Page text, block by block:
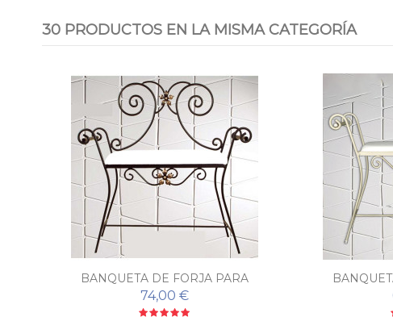
30 PRODUCTOS EN LA MISMA CATEGORÍA
BANQUETA DE FORJA PARA
DORMITORIO TOSCANA
74,00 €